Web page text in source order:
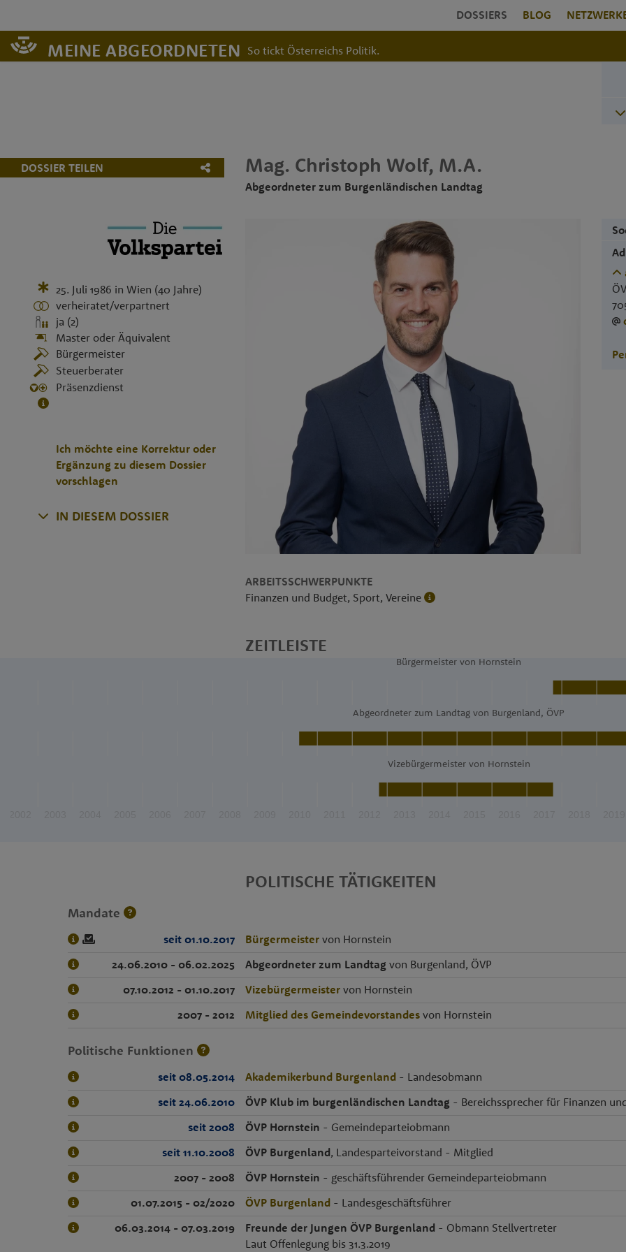
DOSSIERS BLOG
MEINE ABGEORDNETEN So tickt Österreichs Politik.
DOSSIER TEILEN Mag. Christoph Wolf, M.A.
Abgeordneter zum Burgenländischen Landtag
25. Juli 1986 inWien (40 Jahre)
verheiratet/verpartnert
ja (2)
Master oder Äquivalent
Bürgermeister
Steuerberater
Präsenzdienst
Ich möchte eine Korrektur oder
Ergänzung zu diesem Dossier
vorschlagen
IN DIESEM DOSSIER
ARBEITSSCHWERPUNKTE
Finanzen und Budget, Sport, Vereine
ZEITLEISTE
Bürgermeister von Hornstein
Abgeordneter zum Landtag von Burgenland, ÖVP
Vizebürgermeister von Hornstein
POLITISCHE TÄTIGKEITEN
Mandate
seit 01.10.2017 Bürgermeister von Hornstein
24.06.2010 - 06.02.2025
Abgeordneter zum Landtag von Burgenland, ÖVP
07.10.2012 - 01.10.2017
Vizebürgermeister von Hornstein
2007 - 2012
Mitglied des Gemeindevorstandes von Hornstein
Politische Funktionen
seit 08.05.2014 Akademikerbund Burgenland - Landesobmann
seit 24.06.2010
ÖVP Klub im burgenländischen Landtag - Bereichssprecher für Finanzen
seit 2008
ÖVP Hornstein - Gemeindeparteiobmann
seit 11.10.2008
ÖVP Burgenland, Landesparteivorstand - Mitglied
2007 - 2008
ÖVP Hornstein - geschäftsführender Gemeindeparteiobmann
01.07.2015 - 02/2020
ÖVP Burgenland - Landesgeschäftsführer
06.03.2014 - 07.03.2019
Freunde der Jungen ÖVP Burgenland - Obmann Stellvertreter
Laut Offenlegung bis 31.3.2019